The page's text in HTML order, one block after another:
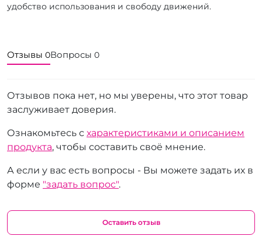
удобство использования и свободу движений.
Отзывы 0Вопросы 0
Отзывов пока нет, но мы уверены, что этот товар
заслуживает доверия.
Ознакомьтесь с характеристиками и описанием
продукта, чтобы составить своё мнение.
А если у вас есть вопросы - Вы можете задать их в
форме "задать вопрос".
Оставить отзыв